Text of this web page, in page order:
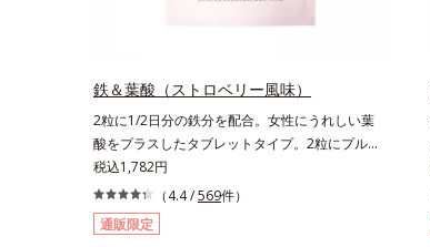
鉄＆葉酸（ストロベリー風味）
2粒に1/2日分の鉄分を配合。女性にうれしい葉
酸をプラスしたタブレットタイプ。2粒にプルー
ン約50個分（*1）もの鉄分を配合し、さらに女
性周期をサポートする葉酸をプラスしました。甘
酸っぱくて続けやすい、ストロベリー風味です。
*1 : 「五訂増補日本食品標準成分表2010」よ
税込1,782円
（4.4 /569件）
通販限定